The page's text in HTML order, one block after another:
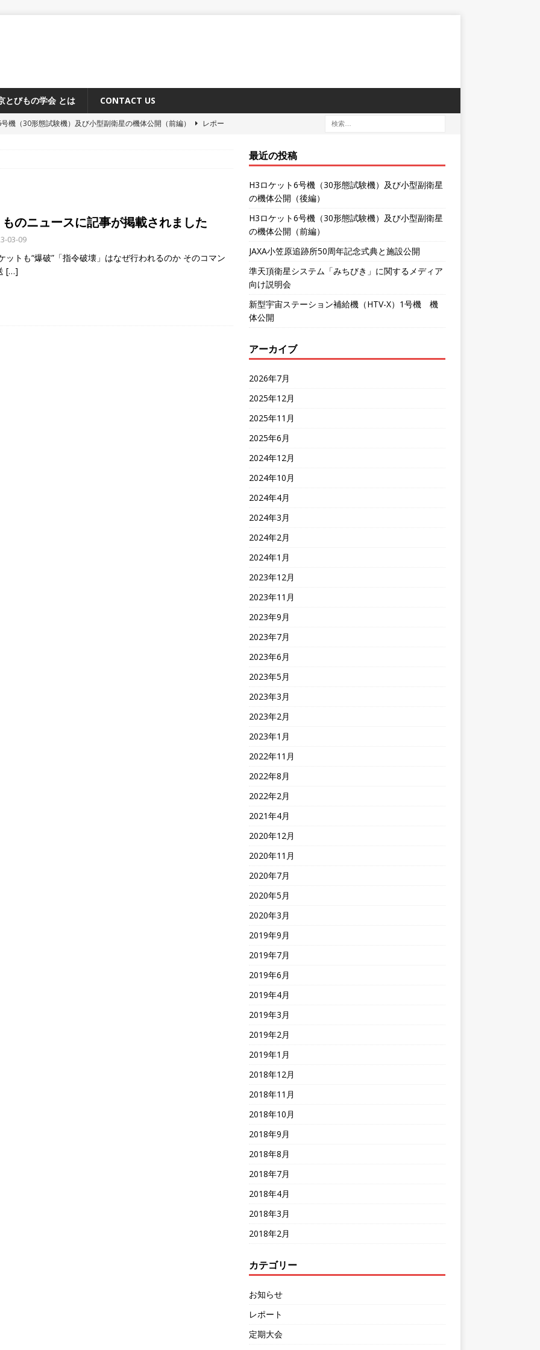
とびもの学会 とは CONTACT US
機（30形態試験機）及び小型副衛星の機体公開（前編） レポー
機（30形態試験機）及び小型副衛星の機体公開（後編）
レポー
のニュースに記事が掲載されました
03-09
ットも“爆破”「指令破壊」はなぜ行われるのか そのコマン
[…]
最近の投稿
H3ロケット6号機（30形態試験機）及び小型副衛星
の機体公開（後編）
H3ロケット6号機（30形態試験機）及び小型副衛星
の機体公開（前編）
JAXA小笠原追跡所50周年記念式典と施設公開
準天頂衛星システム「みちびき」に関するメディア
向け説明会
新型宇宙ステーション補給機（HTV-X）1号機 機
体公開
アーカイブ
2026年7月
2025年12月
2025年11月
2025年6月
2024年12月
2024年10月
2024年4月
2024年3月
2024年2月
2024年1月
2023年12月
2023年11月
2023年9月
2023年7月
2023年6月
2023年5月
2023年3月
2023年2月
2023年1月
2022年11月
2022年8月
2022年2月
2021年4月
2020年12月
2020年11月
2020年7月
2020年5月
2020年3月
2019年9月
2019年7月
2019年6月
2019年4月
2019年3月
2019年2月
2019年1月
2018年12月
2018年11月
2018年10月
2018年9月
2018年8月
2018年7月
2018年4月
2018年3月
2018年2月
カテゴリー
お知らせ
レポート
定期大会